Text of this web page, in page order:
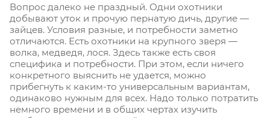
Вопрос далеко не праздный. Одни охотники
добывают уток и прочую пернатую дичь, другие —
зайцев. Условия разные, и потребности заметно
отличаются. Есть охотники на крупного зверя —
волка, медведя, лося. Здесь также есть своя
специфика и потребности. При этом, если ничего
конкретного выяснить не удается, можно
прибегнуть к каким-то универсальным вариантам,
одинаково нужным для всех. Надо только потратить
немного времени и в общих чертах изучить